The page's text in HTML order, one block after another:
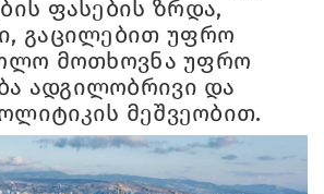
ფასების ზრდა,
გაცილებით უფრო
მოთხოვნა უფრო
ადგილობრივი და
მეშვეობით.